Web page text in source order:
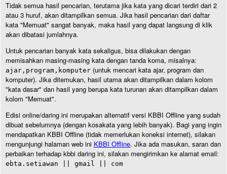
Tidak semua hasil pencarian, terutama jika kata yang dicari terdiri dari 2
atau 3 huruf, akan ditampilkan semua. Jika hasil pencarian dari daftar
kata "Memuat" sangat banyak, maka hasil yang dapat langsung di klik
akan dibatasi jumlahnya.
Untuk pencarian banyak kata sekaligus, bisa dilakukan dengan
memisahkan masing-masing kata dengan tanda koma, misalnya:
ajar,program,komputer (untuk mencari kata ajar, program dan
komputer). Jika ditemukan, hasil utama akan ditampilkan dalam kolom
"kata dasar" dan hasil yang berupa kata turunan akan ditampilkan dalam
kolom "Memuat".
Edisi online/daring ini merupakan alternatif versi KBBI Offline yang sudah
dibuat sebelumnya (dengan kosakata yang lebih banyak). Bagi yang ingin
mendapatkan KBBI Offline (tidak memerlukan koneksi internet), silakan
mengunjungi halaman web ini KBBI Offline. Jika ada masukan, saran dan
perbaikan terhadap kbbi daring ini, silakan mengirimkan ke alamat email:
ebta.setiawan || gmail || com